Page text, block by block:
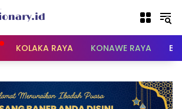
KOLAKA RAYA KONAWE RAYA